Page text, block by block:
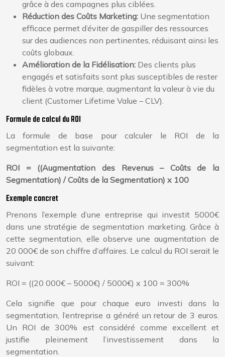
grâce à des campagnes plus ciblées.
Réduction des Coûts Marketing: Une segmentation
efficace permet d’éviter de gaspiller des ressources
sur des audiences non pertinentes, réduisant ainsi les
coûts globaux.
Amélioration de la Fidélisation: Des clients plus
engagés et satisfaits sont plus susceptibles de rester
fidèles à votre marque, augmentant la valeur à vie du
client (Customer Lifetime Value – CLV).
Formule de calcul du ROI
La formule de base pour calculer le ROI de la
segmentation est la suivante:
ROI = ((Augmentation des Revenus – Coûts de la
Segmentation) / Coûts de la Segmentation) x 100
Exemple concret
Prenons l’exemple d’une entreprise qui investit 5000€
dans une stratégie de segmentation marketing. Grâce à
cette segmentation, elle observe une augmentation de
20 000€ de son chiffre d’affaires. Le calcul du ROI serait le
suivant:
ROI = ((20 000€ – 5000€) / 5000€) x 100 = 300%
Cela signifie que pour chaque euro investi dans la
segmentation, l’entreprise a généré un retour de 3 euros.
Un ROI de 300% est considéré comme excellent et
justifie pleinement l’investissement dans la
segmentation.